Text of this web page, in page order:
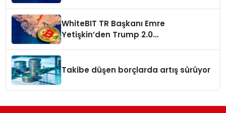
WhiteBIT TR Başkanı Emre
Yetişkin’den Trump 2.0
Takibe düşen borçlarda artış sürüyor